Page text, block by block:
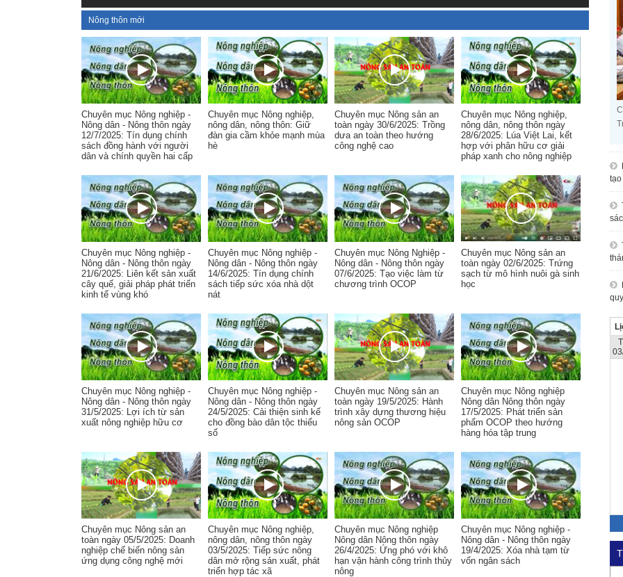
Nông thôn mới
Chuyên mục Nông nghiệp -
Nông dân - Nông thôn ngày
12/7/2025: Tín dụng chính
sách đồng hành với người
dân và chính quyền hai cấp
Chuyên mục Nông nghiệp,
nông dân, nông thôn: Giữ
đàn gia cầm khỏe mạnh mùa
hè
Chuyên mục Nông sản an
toàn ngày 30/6/2025: Trồng
dưa an toàn theo hướng
công nghệ cao
Chuyên mục Nông nghiệp,
nông dân, nông thôn ngày
28/6/2025: Lúa Việt Lai, kết
hợp với phân hữu cơ giải
pháp xanh cho nông nghiệp
Chuyên mục Nông nghiệp -
Nông dân - Nông thôn ngày
21/6/2025: Liên kết sản xuất
cây quế, giải pháp phát triển
kinh tế vùng khó
Chuyên mục Nông nghiệp -
Nông dân - Nông thôn ngày
14/6/2025: Tín dụng chính
sách tiếp sức xóa nhà dột
nát
Chuyên mục Nông Nghiệp -
Nông dân - Nông thôn ngày
07/6/2025: Tạo việc làm từ
chương trình OCOP
Chuyên mục Nông sản an
toàn ngày 02/6/2025: Trứng
sạch từ mô hình nuôi gà sinh
học
Chuyên mục Nông nghiệp -
Nông dân - Nông thôn ngày
31/5/2025: Lợi ích từ sản
xuất nông nghiệp hữu cơ
Chuyên mục Nông nghiệp -
Nông dân - Nông thôn ngày
24/5/2025: Cải thiện sinh kế
cho đồng bào dân tộc thiểu
số
Chuyên mục Nông sản an
toàn ngày 19/5/2025: Hành
trình xây dựng thương hiệu
nông sản OCOP
Chuyên mục Nông nghiệp
Nông dân Nông thôn ngày
17/5/2025: Phát triển sản
phẩm OCOP theo hướng
hàng hóa tập trung
Chuyên mục Nông sản an
toàn ngày 05/5/2025: Doanh
nghiệp chế biến nông sản
ứng dụng công nghệ mới
Chuyên mục Nông nghiệp,
nông dân, nông thôn ngày
03/5/2025: Tiếp sức nông
dân mở rộng sản xuất, phát
triển hợp tác xã
Chuyên mục Nông nghiệp
Nông dân Nông thôn ngày
26/4/2025: Ứng phó với khô
hạn vận hành công trình thủy
nông
Chuyên mục Nông nghiệp -
Nông dân - Nông thôn ngày
19/4/2025: Xóa nhà tạm từ
vốn ngân sách